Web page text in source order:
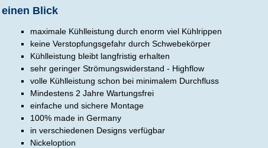
Blick
maximale Kühlleistung durch enorm viel Kühlrippen
keine Verstopfungsgefahr durch Schwebekörper
Kühlleistung bleibt langfristig erhalten
sehr geringer Strömungswiderstand - Highflow
volle Kühlleistung schon bei minimalem Durchfluss
Mindestens 2 Jahre Wartungsfrei
einfache und sichere Montage
100% made in Germany
in verschiedenen Designs verfügbar
Nickeloption